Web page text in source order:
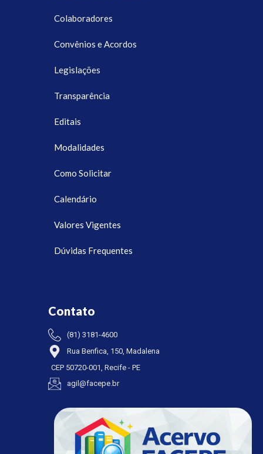
Colaboradores
Convênios e Acordos
Legislações
Transparência
Editais
Modalidades
Como Solicitar
Calendário
Valores Vigentes
Dúvidas Frequentes
Contato
(81) 3181-4600
Rua Benfica, 150, Madalena
CEP 50720-001, Recife - PE
agil@facepe.br